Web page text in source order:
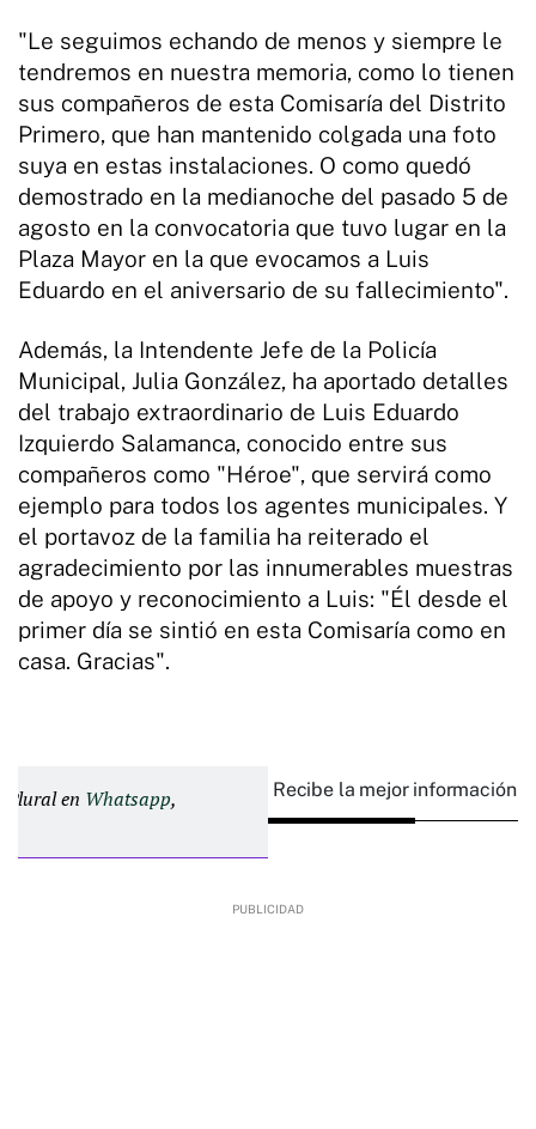
"Le seguimos echando de menos y siempre le
tendremos en nuestra memoria, como lo tienen
sus compañeros de esta Comisaría del Distrito
Primero, que han mantenido colgada una foto
suya en estas instalaciones. O como quedó
demostrado en la medianoche del pasado 5 de
agosto en la convocatoria que tuvo lugar en la
Plaza Mayor en la que evocamos a Luis
Eduardo en el aniversario de su fallecimiento".
Además, la Intendente Jefe de la Policía
Municipal, Julia González, ha aportado detalles
del trabajo extraordinario de Luis Eduardo
Izquierdo Salamanca, conocido entre sus
compañeros como "Héroe", que servirá como
ejemplo para todos los agentes municipales. Y
el portavoz de la familia ha reiterado el
agradecimiento por las innumerables muestras
de apoyo y reconocimiento a Luis: "Él desde el
primer día se sintió en esta Comisaría como en
casa. Gracias".
Plural en Whatsapp, Recibe la mejor información